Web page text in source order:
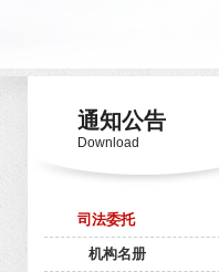
通知公告
Download
司法委托
机构名册